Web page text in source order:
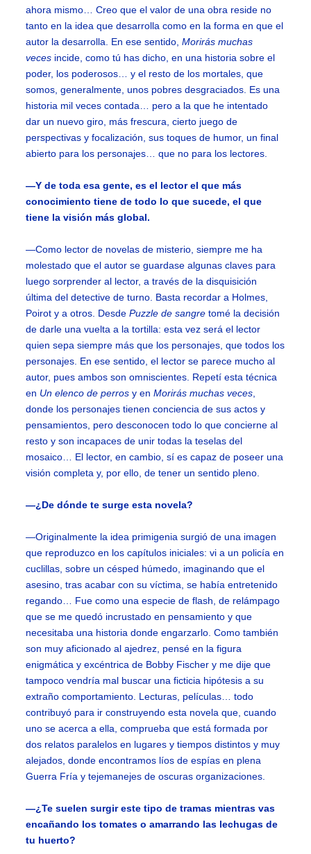
ahora mismo… Creo que el valor de una obra reside no
tanto en la idea que desarrolla como en la forma en que el
autor la desarrolla. En ese sentido,Morirás muchas
veces incide, como tú has dicho, en una historia sobre el
poder, los poderosos… y el resto de los mortales, que
somos, generalmente, unos pobres desgraciados. Es una
historia mil veces contada… pero a la que he intentado
dar un nuevo giro, más frescura, cierto juego de
perspectivas y focalización, sus toques de humor, un final
abierto para los personajes… que no para los lectores.
—Y de toda esa gente, es el lector el que más
conocimiento tiene de todo lo que sucede, el que
tiene la visión más global.
—Como lector de novelas de misterio, siempre me ha
molestado que el autor se guardase algunas claves para
luego sorprender al lector, a través de la disquisición
última del detective de turno. Basta recordar a Holmes,
Poirot y a otros. DesdePuzzle de sangre tomé la decisión
de darle una vuelta a la tortilla: esta vez será el lector
quien sepa siempre más que los personajes, que todos los
personajes. En ese sentido, el lector se parece mucho al
autor, pues ambos son omniscientes. Repetí esta técnica
en Un elenco de perros y enMorirás muchas veces
donde los personajes tienen conciencia de sus actos y
pensamientos, pero desconocen todo lo que concierne al
resto y son incapaces de unir todas la teselas del
mosaico… El lector, en cambio, sí es capaz de poseer una
visión completa y, por ello, de tener un sentido pleno.
—¿De dónde te surge esta novela?
—Originalmente la idea primigenia surgió de una imagen
que reproduzco en los capítulos iniciales: vi a un policía en
cuclillas, sobre un césped húmedo, imaginando que el
asesino, tras acabar con su víctima, se había entretenido
regando… Fue como una especie de flash, de relámpago
que se me quedó incrustado en pensamiento y que
necesitaba una historia donde engarzarlo. Como también
son muy aficionado al ajedrez, pensé en la figura
enigmática y excéntrica de Bobby Fischer y me dije que
tampoco vendría mal buscar una ficticia hipótesis a su
extraño comportamiento. Lecturas, películas… todo
contribuyó para ir construyendo esta novela que, cuando
uno se acerca a ella, comprueba que está formada por
dos relatos paralelos en lugares y tiempos distintos y muy
alejados, donde encontramos líos de espías en plena
Guerra Fría y tejemanejes de oscuras organizaciones.
—¿Te suelen surgir este tipo de tramas mientras vas
encañando los tomates o amarrando las lechugas de
tu huerto?